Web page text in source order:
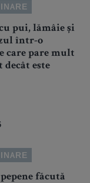
pui, lămâie și
într-o
care pare mult
este
făcută